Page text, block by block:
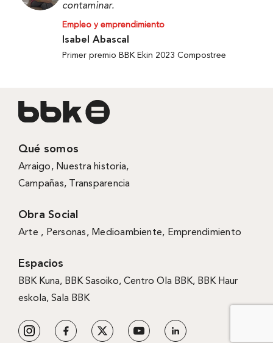
contaminar.
Empleo y emprendimiento
Isabel Abascal
Primer premio BBK Ekin 2023 Compostree
Qué somos
Arraigo, Nuestra historia,
Campañas, Transparencia
Obra Social
Arte , Personas, Medioambiente, Emprendimiento
Espacios
BBK Kuna, BBK Sasoiko, Centro Ola BBK, BBK Haur
eskola, Sala BBK